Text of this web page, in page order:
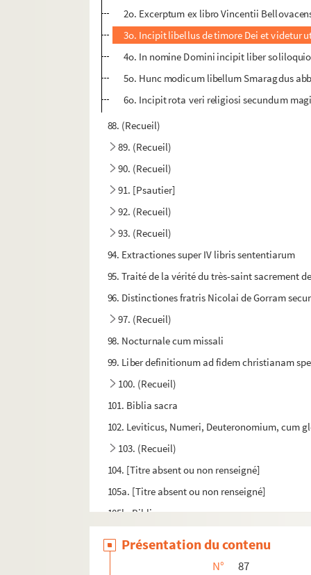
2o. Excerptum ex libro Vincentii
3o. Incipit libellus de timore Dei et videtur
4o. In nomine Domini incipit liber
5o. Hunc modicum libellum Smaragdus
6o. Incipit rota veri religiosi secundum
88. (Recueil)
89. (Recueil)
90. (Recueil)
91. [Psautier]
92. (Recueil)
93. (Recueil)
94. Extractiones super IV libris sententiarum
95. Traité de la vérité du très-saint sacrement
96. Distinctiones fratris Nicolai de Gorram
97. (Recueil)
98. Nocturnale cum missali
99. Liber definitionum ad fidem christianam
100. (Recueil)
101. Biblia sacra
102. Leviticus, Numeri, Deuteronomium, cum
103. (Recueil)
104. [Titre absent ou non renseigné]
105a. [Titre absent ou non renseigné]
105b. Biblia sacra
107. Biblia sacra
Présentation du contenu
N°
87